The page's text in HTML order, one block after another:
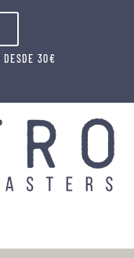
DESDE 30€